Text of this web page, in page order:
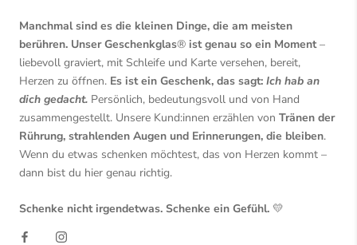
Manchmal sind es die kleinen Dinge, die am meisten
berühren. Unser Geschenkglas® ist genau so ein Moment–
liebevoll graviert, mit Schleife und Karte versehen, bereit,
Herzen zu öffnen. Es ist ein Geschenk, das sagt: Ich hab an
dich gedacht. Persönlich, bedeutungsvoll und von Hand
zusammengestellt. Unsere Kund:innen erzählen von Tränen der
Rührung, strahlenden Augen und Erinnerungen, die bleiben.
Wenn du etwas schenken möchtest, das von Herzen kommt –
dann bist du hier genau richtig.
Schenke nicht irgendetwas. Schenke ein Gefühl. 💛